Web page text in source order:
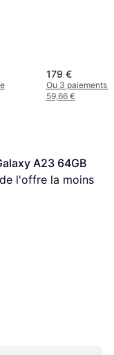
179 €
Ou 3 paiements
59,66 €
A23 64GB
l'offre la moins